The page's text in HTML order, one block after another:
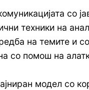
со
техники на
на темите и
со помош на
модел со